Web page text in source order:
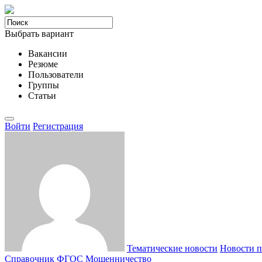
Выбрать вариант
Вакансии
Резюме
Пользователи
Группы
Статьи
Войти Регистрация
Тематические новости Новости
Справочник ФГОС Мошенничество